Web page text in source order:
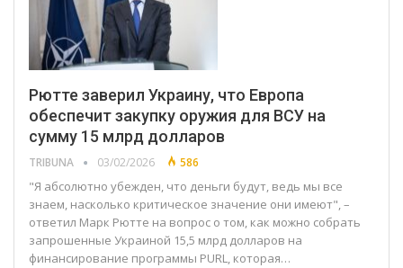
Рютте заверил Украину, что Европа
обеспечит закупку оружия для ВСУ на
сумму 15 млрд долларов
TRIBUNA 03/02/2026 586
"Я абсолютно убежден, что деньги будут, ведь мы все
знаем, насколько критическое значение они имеют", –
ответил Марк Рютте на вопрос о том, как можно собрать
запрошенные Украиной 15,5 млрд долларов на
финансирование программы PURL, которая…